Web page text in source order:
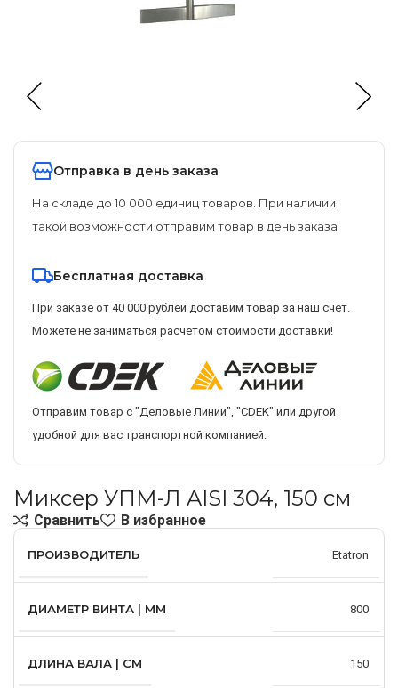
Отправка в день заказа
На складе до 10 000 единиц товаров. При наличии
такой возможности отправим товар в день заказа
Бесплатная доставка
При заказе от 40 000 рублей доставим товар за наш счет.
Можете не заниматься расчетом стоимости доставки!
Отправим товар с "Деловые Линии", "CDEK" или другой
удобной для вас транспортной компанией.
Миксер УПМ-Л AISI 304, 150 см
Сравнить В избранное
ПРОИЗВОДИТЕЛЬ Etatron
ДИАМЕТР ВИНТА | ММ 800
ДЛИНА ВАЛА | СМ 150